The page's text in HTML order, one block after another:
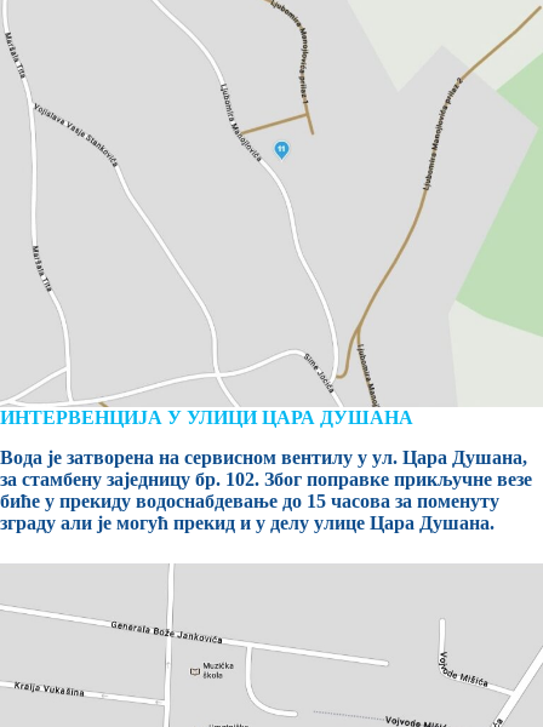
ИНТЕРВЕНЦИЈА У УЛИЦИ ЦАРА ДУШАНА
Вода је затворена на сервисном вентилу у ул. Цара Душана,
за стамбену заједницу бр. 102. Због поправке прикључне везе
биће у прекиду водоснабдевање до 15 часова за поменуту
зграду али је могућ прекид и у делу улице Цара Душана.